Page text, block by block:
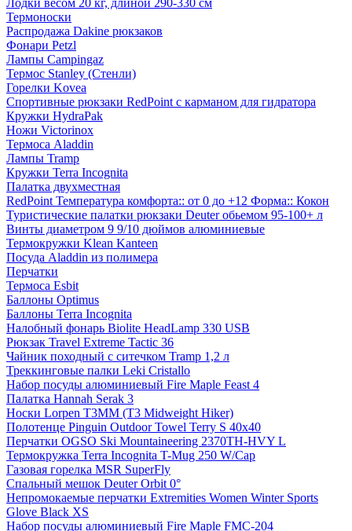
Термоноски
Распродажа Dakine рюкзаков
Фонари Petzl
Лампы Campingaz
Термос Stanley (Стенли)
Горелки Kovea
Спортивные рюкзаки RedPoint с карманом для гидратора
Кружки HydraPak
Ножи Victorinox
Термоса Aladdin
Лампы Tramp
Кружки Terra Incognita
Палатка двухместная
RedPoint Температура комфорта:: от 0 до +12 Форма:: Кокон
Туристические палатки рюкзаки Deuter обьемом 95-100+ л
Винты диаметром 9 9/10 дюймов алюминиевые
Термокружки Klean Kanteen
Посуда Aladdin из полимера
Перчатки
Термоса Esbit
Баллоны Optimus
Баллоны Terra Incognita
Налобный фонарь Biolite HeadLamp 330 USB
Рюкзак Travel Extreme Tactic 36
Чайник походный с ситечком Tramp 1,2 л
Треккинговые палки Leki Cristallo
Набор посуды алюминиевый Fire Maple Feast 4
Палатка Hannah Serak 3
Носки Lorpen T3MM (T3 Midweight Hiker)
Полотенце Pinguin Outdoor Towel Terry S 40х40
Перчатки OGSO Ski Mountaineering 2370TH-HVY L
Термокружка Terra Incognita T-Mug 250 W/Cap
Газовая горелка MSR SuperFly
Спальный мешок Deuter Orbit 0°
Непромокаемые перчатки Extremities Women Winter Sports
Glove Black XS
Набор посуды алюминиевый Fire Maple FMC-204